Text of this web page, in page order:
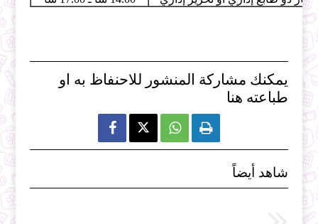
يمكنك مشاركة المنشور للاحنفاظ به او
طباعته هنا
  
شاهد أيضاً